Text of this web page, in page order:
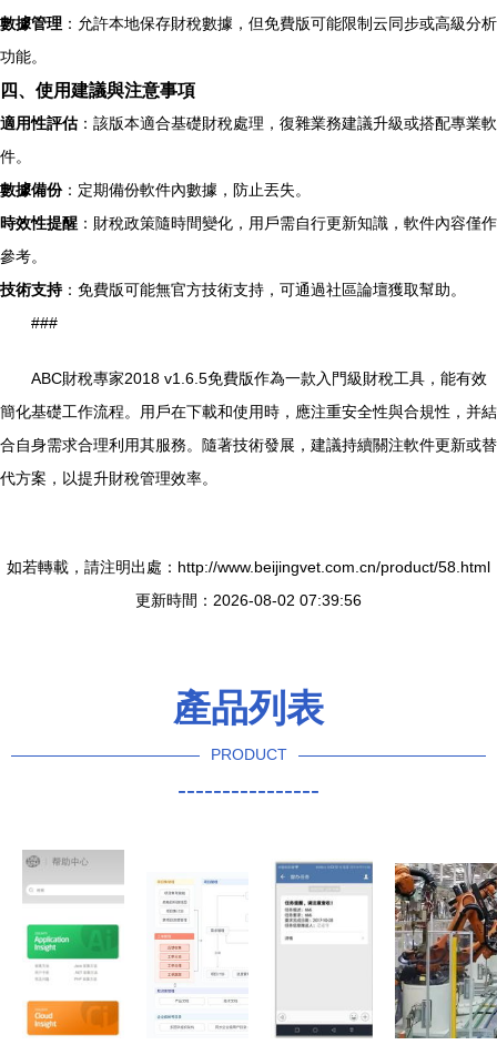
數據管理 ：允許本地保存財稅數據，但免費版可能限制云同步或高級分析
功能。
四、使用建議與注意事項
適用性評估：該版本適合基礎財稅處理，復雜業務建議升級或搭配專業軟
件。
數據備份：定期備份軟件內數據，防止丟失。
時效性提醒 ：財稅政策隨時間變化，用戶需自行更新知識，軟件內容僅作
參考。
技術支持：免費版可能無官方技術支持，可通過社區論壇獲取幫助。
###
ABC財稅專家2018 v1.6.5免費版作為一款入門級財稅工具，能有效
簡化基礎工作流程。用戶在下載和使用時，應注重安全性與合規性，并結
合自身需求合理利用其服務。隨著技術發展，建議持續關注軟件更新或替
代方案，以提升財稅管理效率。
如若轉載，請注明出處：http://www.beijingvet.com.cn/product/58.html
更新時間：2026-08-02 07:39:56
產品列表
PRODUCT
----------------